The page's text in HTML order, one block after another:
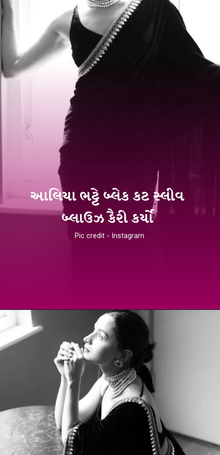
આલિયા ભટ્ટે બ્લેક કટ સ્લીવ
બ્લાઉઝ કૈરી કર્યો
Pic credit - Instagram
ખુલી રહ્યું છે https://tv9gujarati.com/webstories